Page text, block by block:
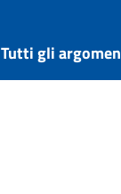
Tutti gli